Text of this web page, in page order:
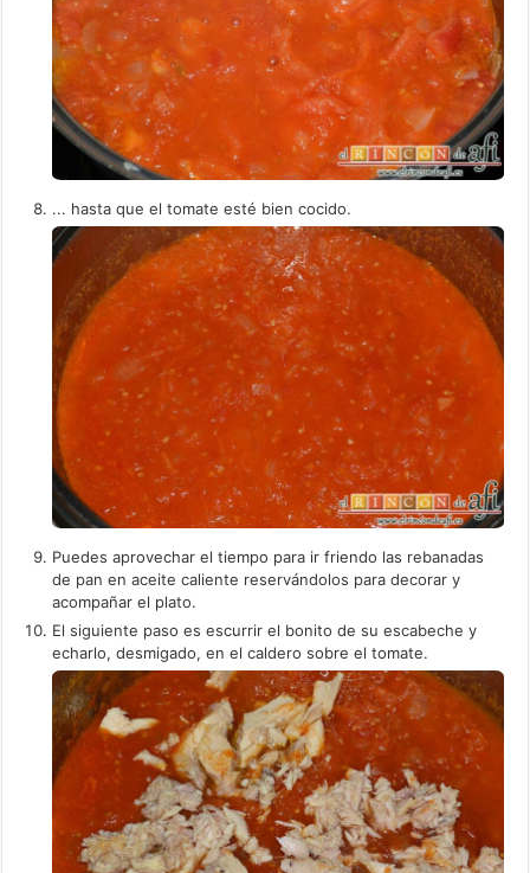
... hasta que el tomate esté bien cocido.
Puedes aprovechar el tiempo para ir friendo las rebanadas
de pan en aceite caliente reservándolos para decorar y
acompañar el plato.
El siguiente paso es escurrir el bonito de su escabeche y
echarlo, desmigado, en el caldero sobre el tomate.